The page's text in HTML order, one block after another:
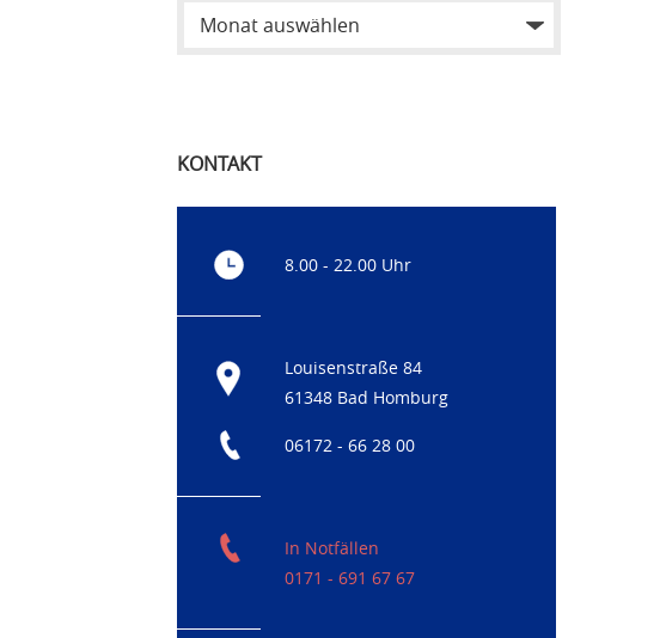
KONTAKT
8.00 - 22.00 Uhr
Louisenstraße 84
61348 Bad Homburg
06172 - 66 28 00
In Notfällen
0171 - 691 67 67